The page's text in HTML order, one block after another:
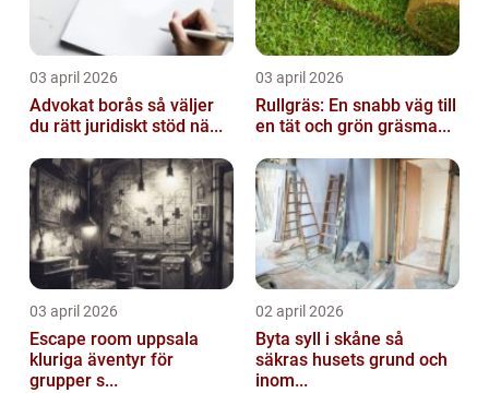
03 april 2026
Advokat borås så väljer
du rätt juridiskt stöd nä...
03 april 2026
Rullgräs: En snabb väg till
en tät och grön gräsma...
03 april 2026
Escape room uppsala
kluriga äventyr för
grupper s...
02 april 2026
Byta syll i skåne så
säkras husets grund och
inom...